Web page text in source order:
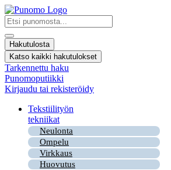
Mene
sisältöön
Search
...
Hakutulosta
Katso kaikki hakutulokset
Tarkennettu haku
Punomoputiikki
Kirjaudu tai rekisteröidy
Tekstiilityön
tekniikat
Neulonta
Ompelu
Virkkaus
Huovutus